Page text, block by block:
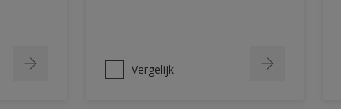
Vergelijk